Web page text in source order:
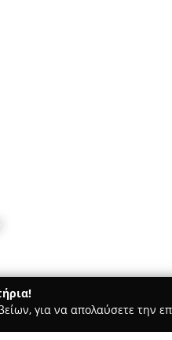
για να απολαύσετε την